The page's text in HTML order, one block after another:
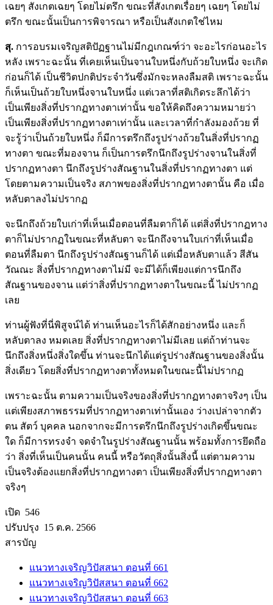
เฉยๆ สังเกตเฉยๆ โดยไม่ตรึก ขณะที่สังเกตเรื่อยๆ เฉยๆ โดยไม่
ตรึก ขณะนั้นเป็นการพิจารณา หรือเป็นสังเกตใช่ไหม
สุ. การอบรมเจริญสติปัฏฐานไม่มีกฎเกณฑ์ว่า จะอะไรก่อนอะไร
หลัง เพราะฉะนั้น ที่เคยเห็นเป็นจานใบหนึ่งกับถ้วยใบหนึ่ง จะเกิด
ก่อนก็ได้ เป็นชีวิตปกติประจำวันซึ่งมักจะหลงลืมสติ เพราะฉะนั้น
ก็เห็นเป็นถ้วยใบหนึ่งจานใบหนึ่ง แต่เวลาที่สติเกิดระลึกได้ว่า
เป็นเพียงสิ่งที่ปรากฏทางตาเท่านั้น ขอให้คิดถึงความหมายว่า
เป็นเพียงสิ่งที่ปรากฏทางตาเท่านั้น และเวลาที่กำลังมองถ้วย ที่
จะรู้ว่าเป็นถ้วยใบหนึ่ง ก็มีการตรึกถึงรูปร่างถ้วยในสิ่งที่ปรากฏ
ทางตา ขณะที่มองจาน ก็เป็นการตรึกนึกถึงรูปร่างจานในสิ่งที่
ปรากฏทางตา นึกถึงรูปร่างสัณฐานในสิ่งที่ปรากฏทางตา แต่
โดยตามความเป็นจริง สภาพของสิ่งที่ปรากฏทางตานั้น คือ เมื่อ
หลับตาลงไม่ปรากฏ
จะนึกถึงถ้วยใบเก่าที่เห็นเมื่อตอนที่ลืมตาก็ได้ แต่สิ่งที่ปรากฏทาง
ตาก็ไม่ปรากฏในขณะที่หลับตา จะนึกถึงจานใบเก่าที่เห็นเมื่อ
ตอนที่ลืมตา นึกถึงรูปร่างสัณฐานก็ได้ แต่เมื่อหลับตาแล้ว สีสัน
วัณณะ สิ่งที่ปรากฏทางตาไม่มี จะมีได้ก็เพียงแต่การนึกถึง
สัณฐานของจาน แต่ว่าสิ่งที่ปรากฏทางตาในขณะนี้ ไม่ปรากฏ
เลย
ท่านผู้ฟังที่นี่พิสูจน์ได้ ท่านเห็นอะไรก็ได้สักอย่างหนึ่ง และก็
หลับตาลง หมดเลย สิ่งที่ปรากฏทางตาไม่มีเลย แต่ถ้าท่านจะ
นึกถึงสิ่งหนึ่งสิ่งใดขึ้น ท่านจะนึกได้แต่รูปร่างสัณฐานของสิ่งนั้น
สิ่งเดียว โดยสิ่งที่ปรากฏทางตาทั้งหมดในขณะนี้ไม่ปรากฏ
เพราะฉะนั้น ตามความเป็นจริงของสิ่งที่ปรากฏทางตาจริงๆ เป็น
แต่เพียงสภาพธรรมที่ปรากฏทางตาเท่านั้นเอง ว่างเปล่าจากตัว
ตน สัตว์ บุคคล นอกจากจะมีการตรึกนึกถึงรูปร่างเกิดขึ้นขณะ
ใด ก็มีการทรงจำ จดจำในรูปร่างสัณฐานนั้น พร้อมทั้งการยึดถือ
ว่า สิ่งที่เห็นเป็นคนนั้น คนนี้ หรือวัตถุสิ่งนั้นสิ่งนี้ แต่ตามความ
เป็นจริงต้องแยกสิ่งที่ปรากฏทางตา เป็นเพียงสิ่งที่ปรากฏทางตา
จริงๆ
เปิด 546
ปรับปรุง 15 ต.ค. 2566
สารบัญ
แนวทางเจริญวิปัสสนา ตอนที่ 661
แนวทางเจริญวิปัสสนา ตอนที่ 662
แนวทางเจริญวิปัสสนา ตอนที่ 663